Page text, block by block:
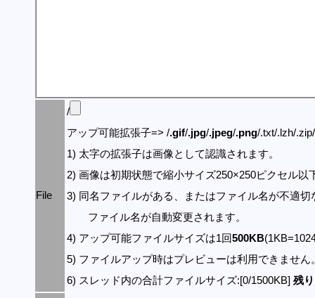
File
/
アップ可能拡張子=> /.gif/.jpg/.jpeg/.png/.txt/.lzh/
1) 太字の拡張子は画像として認識されます。
2) 画像は初期状態で縮小サイズ250×250ピクセル以
3) 同名ファイルがある、またはファイル名が不適切
ファイル名が自動変更されます。
4) アップ可能ファイルサイズは1回500KB
5) ファイルアップ時はプレビューは利用できません
6) スレッド内の合計ファイルサイズ:[0/1500KB] 残